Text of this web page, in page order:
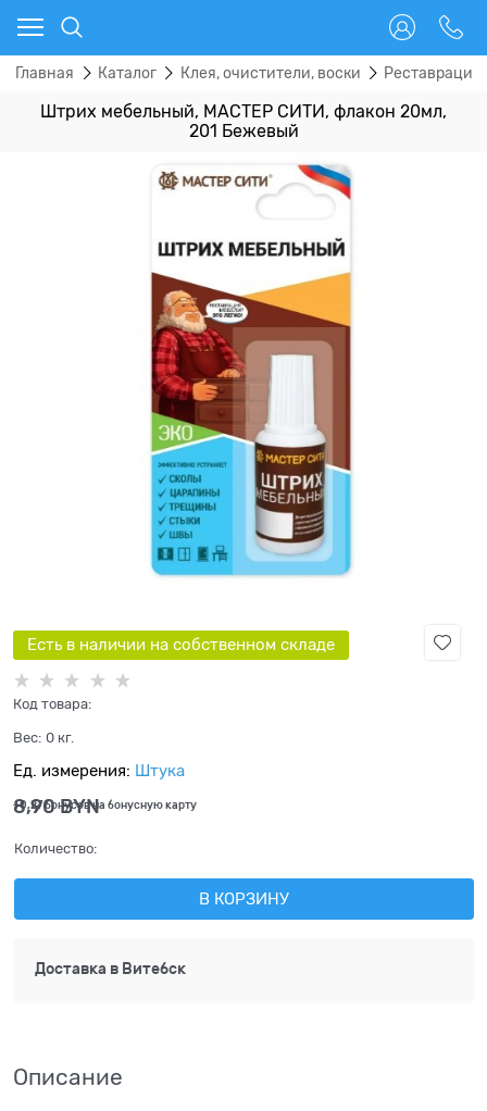
Главная Каталог Клея, очистители, воски
Штрих мебельный, МАСТЕР СИТИ, флакон 20мл,
201 Бежевый
Есть в наличии на собственном складе
Код товара:
Вес: 0 кг.
Ед. измерения: Штука
8,90 BYN
+0,27 бонусов на бонусную карту
Количество:
В КОРЗИНУ
Доставка в Витебск
Описание